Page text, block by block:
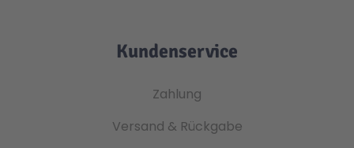
Kundenservice
Zahlung
Versand & Rückgabe